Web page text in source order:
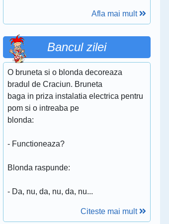
Afla mai mult
Bancul zilei
O bruneta si o blonda decoreaza
bradul de Craciun. Bruneta
baga in priza instalatia electrica pentru
pom si o intreaba pe
blonda:
- Functioneaza?
Blonda raspunde:
- Da, nu, da, nu, da, nu...
Citeste mai mult